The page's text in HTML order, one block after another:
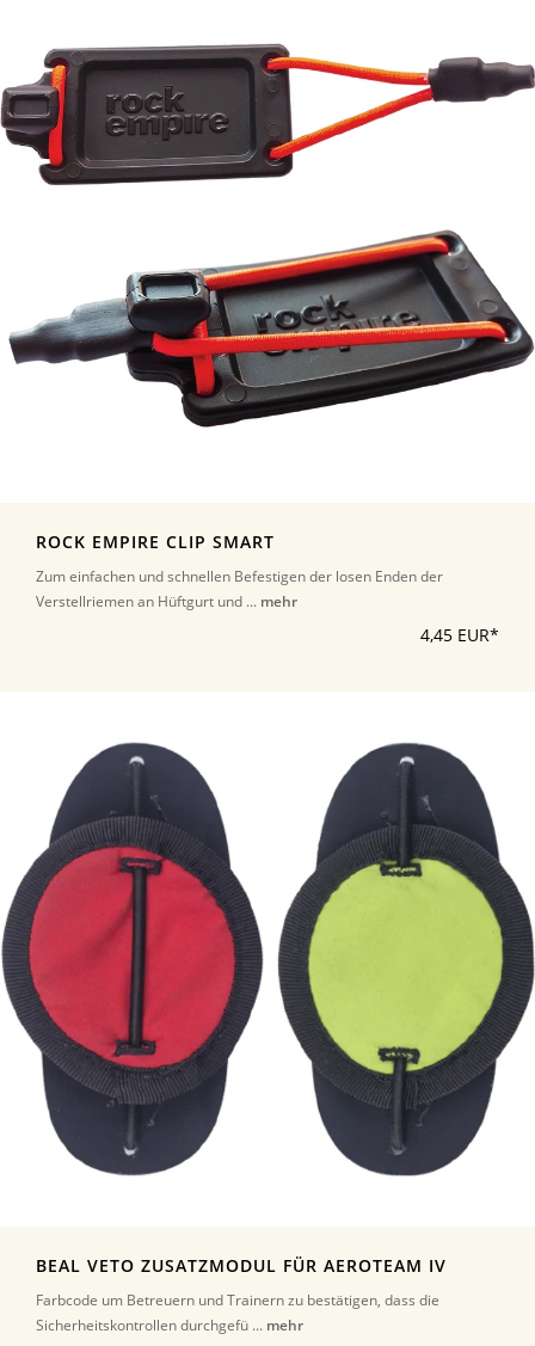
ROCK EMPIRE CLIP SMART
Zum einfachen und schnellen Befestigen der losen Enden der
Verstellriemen an Hüftgurt und ... mehr
4,45 EUR*
BEAL VETO ZUSATZMODUL FÜR AEROTEAM IV
Farbcode um Betreuern und Trainern zu bestätigen, dass die
Sicherheitskontrollen durchgefü ... mehr